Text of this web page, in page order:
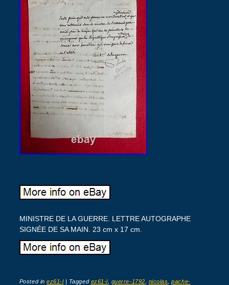
MINISTRE DE LA GUERRE. LETTRE AUTOGRAPHE
SIGNÉE DE SA MAIN. 23 cm x 17 cm.
Posted inez61-l | Tagged ez61-l, guerre-1792 nicolas ,pache-